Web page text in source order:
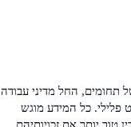
תחומים, החל מדיני עבודה
פלילי. כל המידע מוגש